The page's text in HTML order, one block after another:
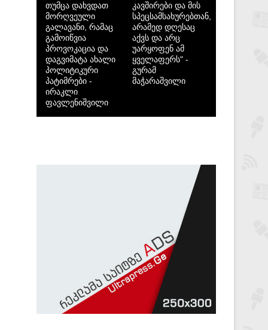
თუმცა დახვდათ
მორღვეული
გალავანი, რამაც
გამოიწვია
პროვოკაცია და
დაგვიმატა ახალი
პოლიტიკური
პატიმრები -
ირაკლი
ფავლენიშვილი
კავშირები და მის
სპეცსამსახურებთან,
არამედ დღესაც
აქვს და არც
უარყოფენ ამ
ყველაფერს" -
გურამ
მაჭარაშვილი